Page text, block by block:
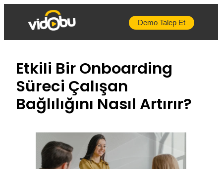
Demo Talep Et
Etkili Bir Onboarding
Süreci Çalışan
Bağlılığını Nasıl Artırır?